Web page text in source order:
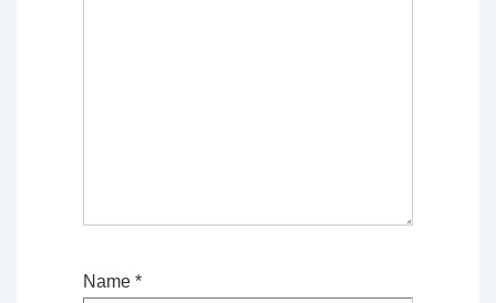
Name *